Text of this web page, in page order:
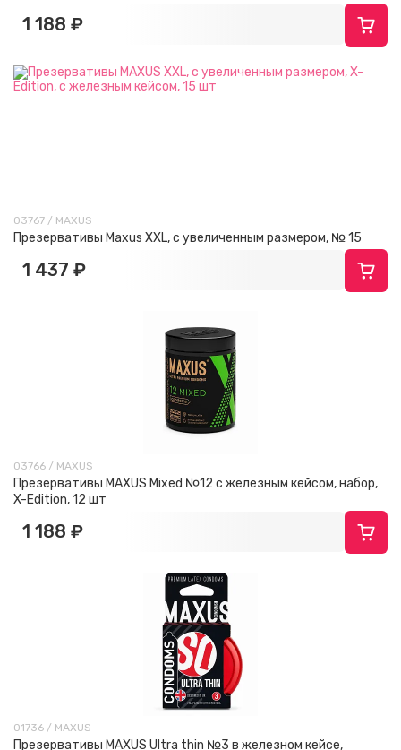
1 188 ₽
03767 / MAXUS
Презервативы Maxus XXL, с увеличенным размером, № 15
1 437 ₽
03766 / MAXUS
Презервативы MAXUS Mixed №12 с железным кейсом, набор,
X-Edition, 12 шт
1 188 ₽
01736 / MAXUS
Презервативы MAXUS Ultra thin №3 в железном кейсе,